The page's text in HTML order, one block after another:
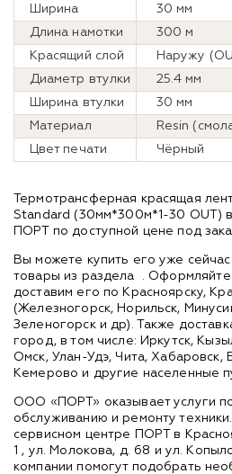
Ширина
30 мм
Длина намотки
300 м
Красящий слой
Наружу
Диаметр втулки
25.4 мм
Ширина втулки
30 мм
Материал
Resin
Цвет печати
Чёрный
Термотрансферная красящая
Standard (30мм*300м*1-30 OUT)
ПОРТ по доступной цене под
Вы можете купить его уже
товары из раздела . Оформляйте
доставим его по Красноярску,
(Железногорск, Норильск,
Зеленогорск и др). Также
город, в том числе: Иркутск,
Омск, Улан-Удэ, Чита, Хабаровск,
Кемерово и другие населенные
ООО «ПОРТ» оказывает услуги
обслуживанию и ремонту
сервисном центре ПОРТ в
1 , ул. Молокова, д. 68 и ул.
компании помогут подобрать